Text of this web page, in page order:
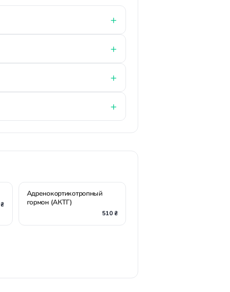
Адренокортикотропный
гормон (АКТГ)
510 ₴